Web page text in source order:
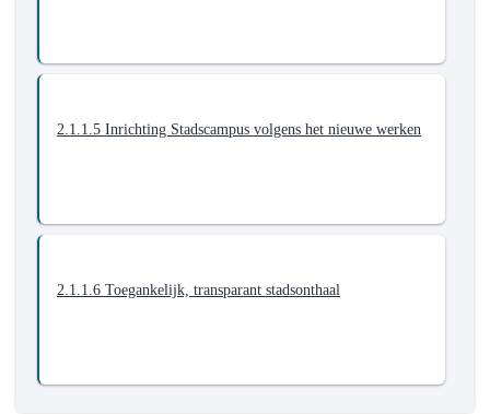
2.1.1.5 Inrichting Stadscampus volgens het nieuwe werken
2.1.1.6 Toegankelijk, transparant stadsonthaal